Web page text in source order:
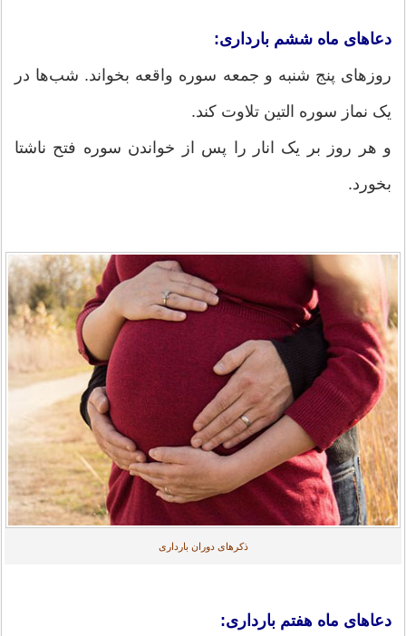
دعاهای ماه ششم بارداری:
روزهای پنج شنبه و جمعه سوره واقعه بخواند. شب‌ها در
یک نماز سوره التین تلاوت کند.
و هر روز بر یک انار را پس از خواندن سوره فتح ناشتا
بخورد.
ذکرهای دوران بارداری
دعاهای ماه هفتم بارداری: